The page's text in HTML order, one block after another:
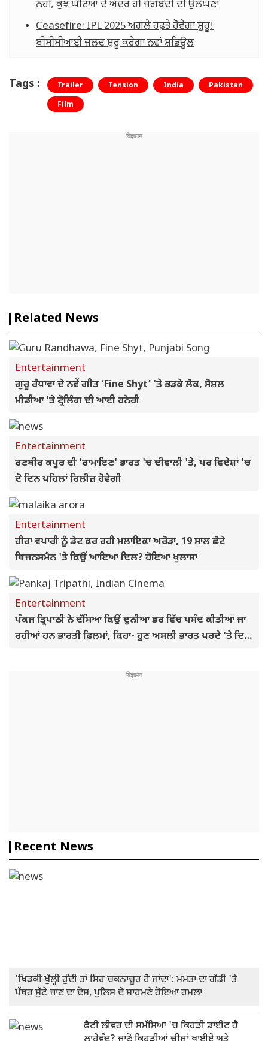
ਨਹੀਂ, ਕੁਝ ਘੰਟਿਆਂ ਦੇ ਅੰਦਰ ਹੀ ਜੰਗਬੰਦੀ ਦੀ ਉਲੰਘਣਾ
Ceasefire: IPL 2025 ਅਗਲੇ ਹਫ਼ਤੇ ਹੋਵੇਗਾ ਸ਼ੁਰੂ!
ਬੀਸੀਸੀਆਈ ਜਲਦ ਸ਼ੁਰੂ ਕਰੇਗਾ ਨਵਾਂ ਸ਼ਡਿਊਲ
Tags : Trailer Tension India
Pakistan
Film
Related News
Entertainment
ਗੁਰੂ ਰੰਧਾਵਾ ਦੇ ਨਵੇਂ ਗੀਤ ‘Fine Shyt’ 'ਤੇ ਭੜਕੇ ਲੋਕ, ਸੋਸ਼ਲ
ਮੀਡੀਆ 'ਤੇ ਟ੍ਰੋਲਿੰਗ ਦੀ ਆਈ ਹਨੇਰੀ
Entertainment
ਰਣਬੀਰ ਕਪੂਰ ਦੀ 'ਰਾਮਾਇਣ' ਭਾਰਤ 'ਚ ਦੀਵਾਲੀ 'ਤੇ, ਪਰ ਵਿਦੇਸ਼ਾਂ 'ਚ
ਦੋ ਦਿਨ ਪਹਿਲਾਂ ਰਿਲੀਜ਼ ਹੋਵੇਗੀ
Entertainment
ਹੀਰਾ ਵਪਾਰੀ ਨੂੰ ਡੇਟ ਕਰ ਰਹੀ ਮਲਾਇਕਾ ਅਰੋੜਾ, 19 ਸਾਲ ਛੋਟੇ
ਬਿਜਨਸਮੈਨ 'ਤੇ ਕਿਉਂ ਆਇਆ ਦਿਲ? ਹੋਇਆ ਖੁਲਾਸਾ
Entertainment
ਪੰਕਜ ਤ੍ਰਿਪਾਠੀ ਨੇ ਦੱਸਿਆ ਕਿਉਂ ਦੁਨੀਆ ਭਰ ਵਿੱਚ ਪਸੰਦ ਕੀਤੀਆਂ ਜਾ
ਰਹੀਆਂ ਹਨ ਭਾਰਤੀ ਫ਼ਿਲਮਾਂ, ਕਿਹਾ- ਹੁਣ ਅਸਲੀ ਭਾਰਤ ਪਰਦੇ 'ਤੇ ਦਿਖ
Recent News
'ਖਿੜਕੀ ਖੁੱਲ੍ਹੀ ਹੁੰਦੀ ਤਾਂ ਸਿਰ ਚਕਨਾਚੂਰ ਹੋ ਜਾਂਦਾ': ਮਮਤਾ ਦਾ ਗੱਡੀ 'ਤੇ
ਪੱਥਰ ਸੁੱਟੇ ਜਾਣ ਦਾ ਦੋਸ਼, ਪੁਲਿਸ ਦੇ ਸਾਹਮਣੇ ਹੋਇਆ ਹਮਲਾ
ਫੈਟੀ ਲੀਵਰ ਦੀ ਸਮੱਸਿਆ 'ਚ ਕਿਹੜੀ ਡਾਈਟ ਹੈ